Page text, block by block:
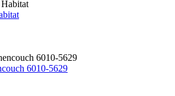
6010-5629